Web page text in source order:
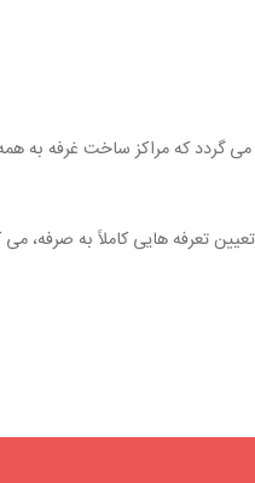
می گردد که مراکز ساخت غرفه به
تعرفه هایی کاملاً به صرفه،